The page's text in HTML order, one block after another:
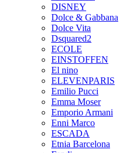
DISNEY
Dolce & Gabbana
Dolce Vita
Dsquared2
ECOLE
EINSTOFFEN
El nino
ELEVENPARIS
Emilio Pucci
Emma Moser
Emporio Armani
Enni Marco
ESCADA
Etnia Barcelona